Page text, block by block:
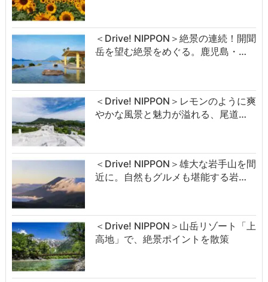
＜Drive! NIPPON＞絶景の連続！開聞
岳を望む絶景をめぐる。鹿児島・…
＜Drive! NIPPON＞レモンのように爽
やかな風景と魅力が溢れる、尾道…
＜Drive! NIPPON＞雄大な岩手山を間
近に。自然もグルメも堪能する岩…
＜Drive! NIPPON＞山岳リゾート「上
高地」で、絶景ポイントを散策